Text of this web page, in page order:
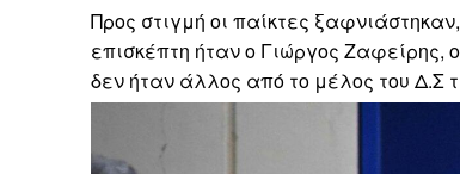
Προς στιγμή οι παίκτες
επισκέπτη ήταν ο Γιώργος Ζαφείρης,
δεν ήταν άλλος από το μέλος του Δ.Σ